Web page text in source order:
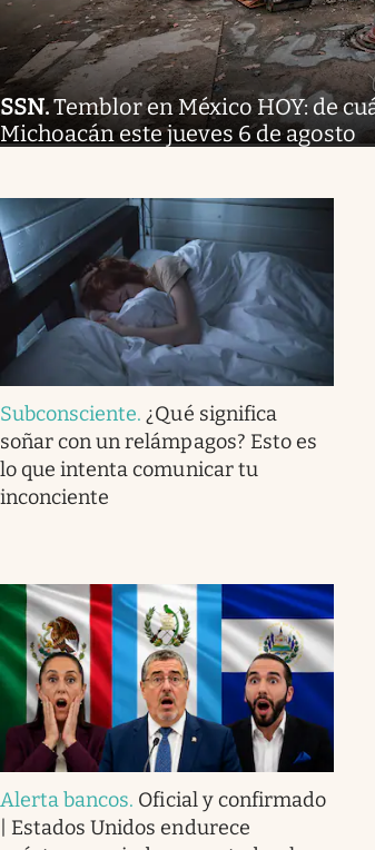
SSN.Temblor en México HOY: de
Michoacán este jueves 6 de agosto
Subconsciente. ¿Qué significa
soñar con un relámpagos? Esto es
lo que intenta comunicar tu
inconciente
Alerta bancos. Oficial y confirmado
| Estados Unidos endurece